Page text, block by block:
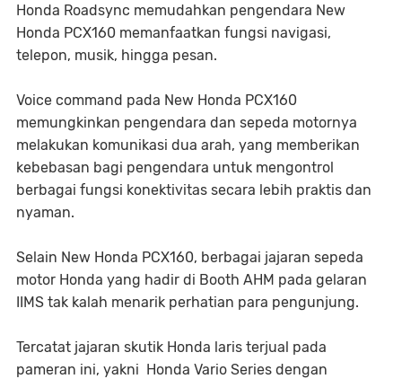
Honda Roadsync memudahkan pengendara New
Honda PCX160 memanfaatkan fungsi navigasi,
telepon, musik, hingga pesan.
Voice command pada New Honda PCX160
memungkinkan pengendara dan sepeda motornya
melakukan komunikasi dua arah, yang memberikan
kebebasan bagi pengendara untuk mengontrol
berbagai fungsi konektivitas secara lebih praktis dan
nyaman.
Selain New Honda PCX160, berbagai jajaran sepeda
motor Honda yang hadir di Booth AHM pada gelaran
IIMS tak kalah menarik perhatian para pengunjung.
Tercatat jajaran skutik Honda laris terjual pada
pameran ini, yakni Honda Vario Series dengan